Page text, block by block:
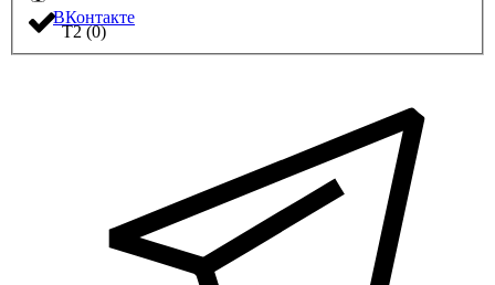
Т2 (0)
ВКонтакте